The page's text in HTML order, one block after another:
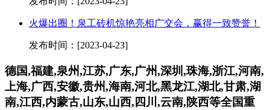
火爆出圈！泉工砖机惊艳亮相广交会，赢得一致赞誉！
发布时间：[2023-04-23]
德国,福建,泉州,江苏,广东,广州,深圳,珠海,浙江,河南,
上海,广西,安徽,贵州,海南,河北,黑龙江,湖北,甘肃,湖
南,江西,内蒙古,山东,山西,四川,云南,陕西等全国重